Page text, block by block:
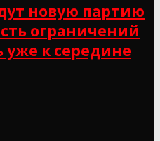
новую партию
ограничений
уже к середине